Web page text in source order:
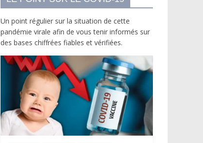
Un point régulier sur la situation de cette
pandémie virale afin de vous tenir informés sur
des bases chiffrées fiables et vérifiées.